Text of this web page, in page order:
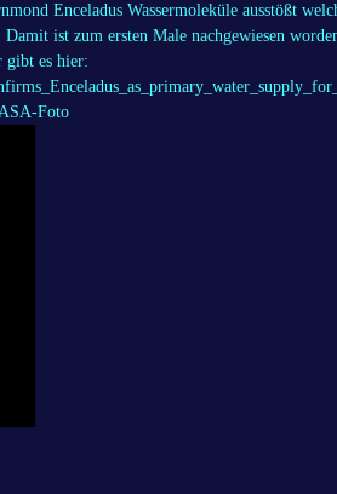
Enceladus Wassermoleküle ausstößt
ist zum ersten Male nachgewiesen
gibt es hier:
Foto